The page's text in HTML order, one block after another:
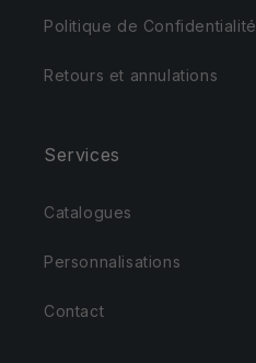
Politique de Confidentialité
Retours et annulations
Services
Catalogues
Personnalisations
Contact